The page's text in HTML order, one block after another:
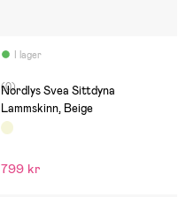
I lager
(0)
Nordlys Svea Sittdyna
Lammskinn, Beige
799 kr